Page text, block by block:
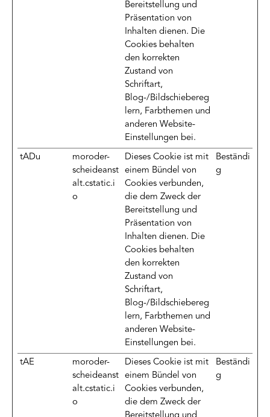
Bereitstellung und
Präsentation von
Inhalten dienen. Die
Cookies behalten
den korrekten
Zustand von
Schriftart,
Blog-/Bildschiebereg
lern, Farbthemen und
anderen Website-
Einstellungen bei.
tADu
moroder-
scheideanst
alt.cstatic.i
o
Dieses Cookie ist mit
einem Bündel von
Cookies verbunden,
die dem Zweck der
Bereitstellung und
Präsentation von
Inhalten dienen. Die
Cookies behalten
den korrekten
Zustand von
Schriftart,
Blog-/Bildschiebereg
lern, Farbthemen und
anderen Website-
Einstellungen bei.
Beständi
g
tAE
moroder-
scheideanst
alt.cstatic.i
o
Dieses Cookie ist mit
einem Bündel von
Cookies verbunden,
die dem Zweck der
Beständi
g